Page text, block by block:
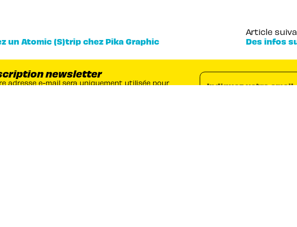
un Atomic (S)trip chez Pika Graphic
Article
Des infos
newsletter
adresse e-mail sera uniquement utilisée pour Indiquez votre email